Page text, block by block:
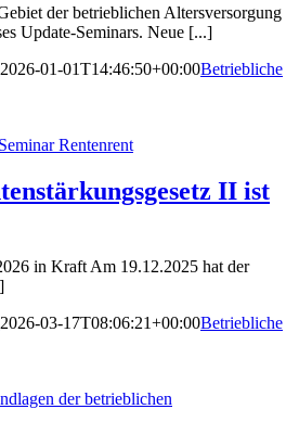
der betrieblichen Altersversorgung
Update-Seminars. Neue [...]
2026-01-01T14:46:50+00:00Betriebliche
II ist
in Kraft Am 19.12.2025 hat der
2026-03-17T08:06:21+00:00Betriebliche